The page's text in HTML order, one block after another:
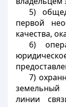
5)
первой
качества,
6)
7)
земельный
линии